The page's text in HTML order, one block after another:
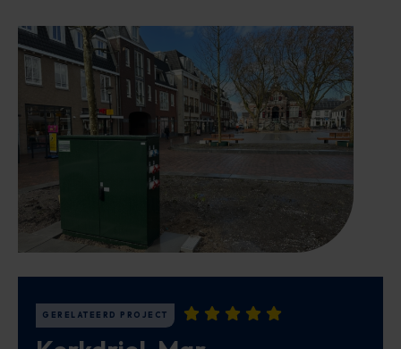
GERELATEERD PROJECT